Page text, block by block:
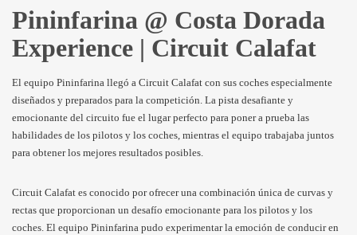
Pininfarina @ Costa Dorada
Experience | Circuit Calafat
El equipo Pininfarina llegó a Circuit Calafat con sus coches especialmente
diseñados y preparados para la competición. La pista desafiante y
emocionante del circuito fue el lugar perfecto para poner a prueba las
habilidades de los pilotos y los coches, mientras el equipo trabajaba juntos
para obtener los mejores resultados posibles.
Circuit Calafat es conocido por ofrecer una combinación única de curvas y
rectas que proporcionan un desafío emocionante para los pilotos y los
coches. El equipo Pininfarina pudo experimentar la emoción de conducir en